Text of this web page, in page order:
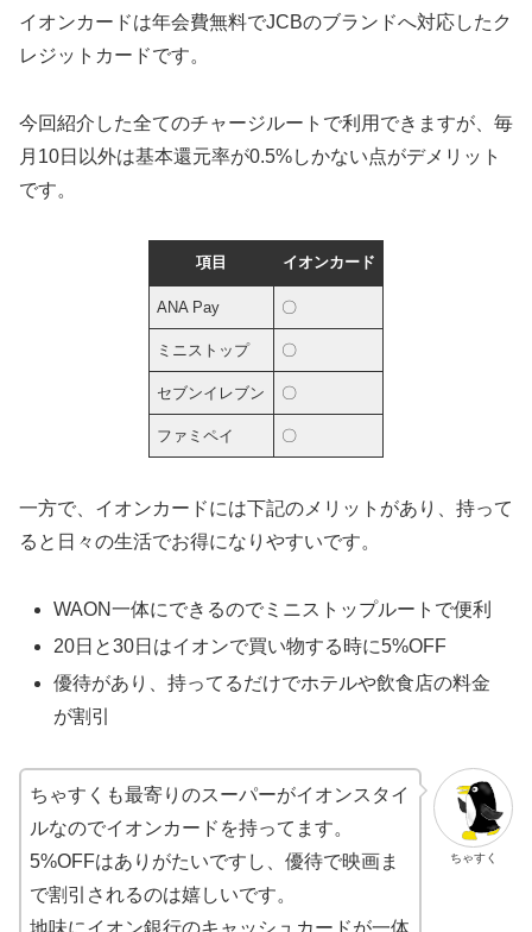
イオンカードは年会費無料でJCBのブランドへ対応したク
レジットカードです。
今回紹介した全てのチャージルートで利用できますが、毎
月10日以外は基本還元率が0.5%しかない点がデメリット
です。
項目 イオンカード
ANA Pay 〇
ミニストップ 〇
セブンイレブン 〇
ファミペイ 〇
一方で、イオンカードには下記のメリットがあり、持って
ると日々の生活でお得になりやすいです。
WAON一体にできるのでミニストップルートで便利
20日と30日はイオンで買い物する時に5%OFF
優待があり、持ってるだけでホテルや飲食店の料金
が割引
ちゃすく
ちゃすくも最寄りのスーパーがイオンスタイ
ルなのでイオンカードを持ってます。
5%OFFはありがたいですし、優待で映画ま
で割引されるのは嬉しいです。